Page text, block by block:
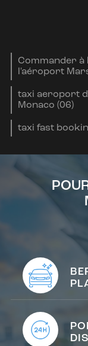
Commander à
l'aéroport
taxi aeroport
Monaco (06)
taxi fast